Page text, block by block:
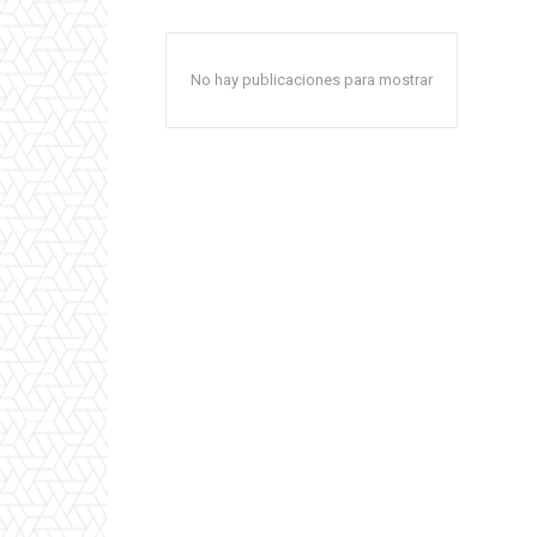
No hay publicaciones para mostrar